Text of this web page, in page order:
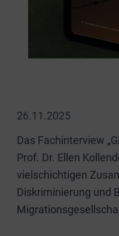
26.11.2025
Das Fachinterview
Prof. Dr. Ellen
vielschichtigen
Diskriminierung und